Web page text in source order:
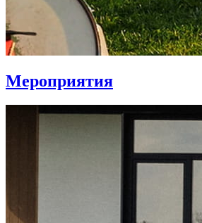
Мероприятия